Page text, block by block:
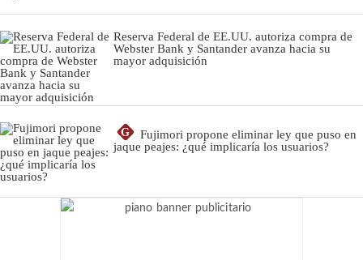
Reserva Federal de EE.UU. autoriza compra de
Webster Bank y Santander avanza hacia su
mayor adquisición
G
Fujimori propone eliminar ley que puso en
jaque peajes: ¿qué implicaría los usuarios?